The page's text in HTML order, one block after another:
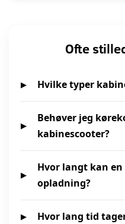
Ofte
Hvilke typer
Behøver jeg
kabinescooter?
Hvor langt kan
opladning?
Hvor lang tid